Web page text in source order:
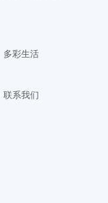
多彩生活
联系我们